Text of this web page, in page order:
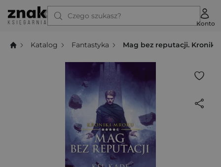
Czego szukasz?
Konto
Katalog Fantastyka Mag bez reputacji. Kroniki